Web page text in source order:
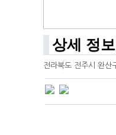
상세 정보
전라북도 전주시 완산